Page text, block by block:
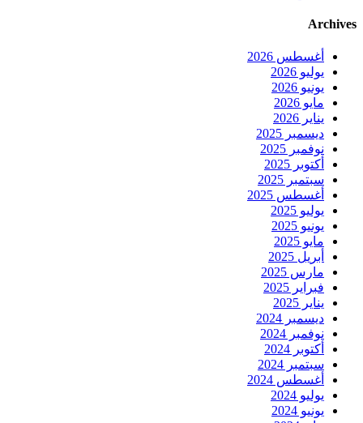
Archives
أغسطس 2026
يوليو 2026
يونيو 2026
مايو 2026
يناير 2026
ديسمبر 2025
نوفمبر 2025
أكتوبر 2025
سبتمبر 2025
أغسطس 2025
يوليو 2025
يونيو 2025
مايو 2025
أبريل 2025
مارس 2025
فبراير 2025
يناير 2025
ديسمبر 2024
نوفمبر 2024
أكتوبر 2024
سبتمبر 2024
أغسطس 2024
يوليو 2024
يونيو 2024